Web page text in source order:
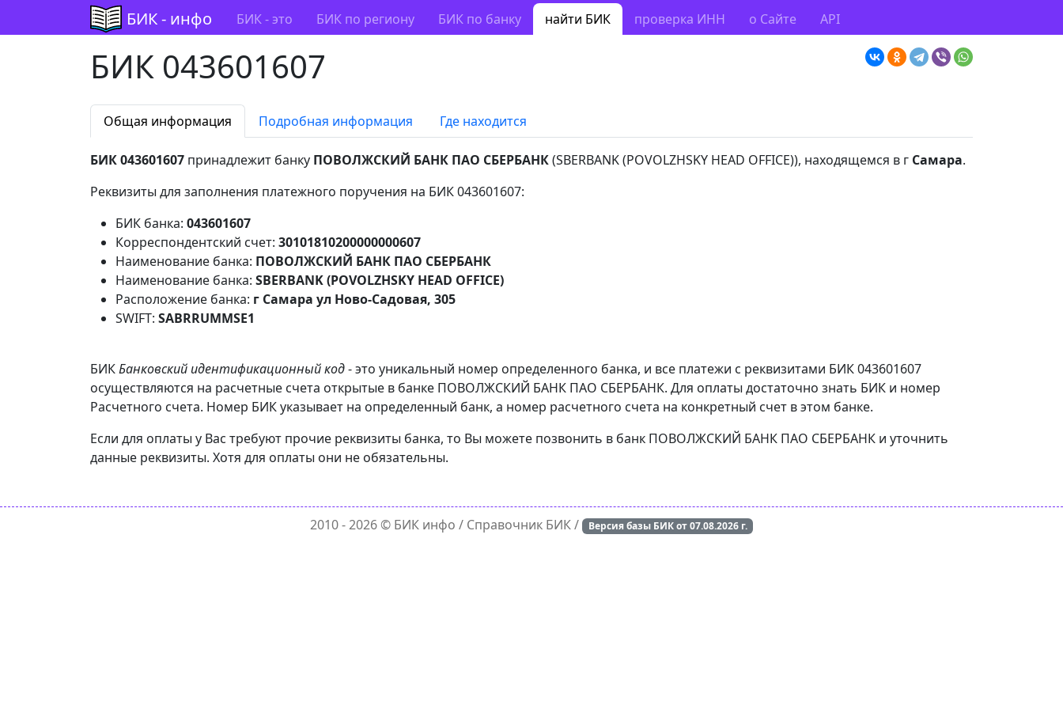
БИК - инфо БИК - это БИК по региону БИК по банку найти БИК проверка ИНН о Сайте API
БИК 043601607
Общая информация Подробная информация Где находится
БИК 043601607 принадлежит банку ПОВОЛЖСКИЙ БАНК ПАО СБЕРБАНК(SBERBANK (POVOLZHSKY HEAD OFFICE)), находящемся в г Самара.
Реквизиты для заполнения платежного поручения на БИК 043601607:
БИК банка: 043601607
Корреспондентский счет: 30101810200000000607
Наименование банка: ПОВОЛЖСКИЙ БАНК ПАО СБЕРБАНК
Наименование банка: SBERBANK (POVOLZHSKY HEAD OFFICE)
Расположение банка: г Самара ул Ново-Садовая, 305
SWIFT: SABRRUMMSE1
БИКБанковский идентификационный код- это уникальный номер определенного банка, и все платежи с реквизитами БИК 043601607
осуществляются на расчетные счета открытые в банке ПОВОЛЖСКИЙ БАНК ПАО СБЕРБАНК. Для оплаты достаточно знать БИК и номер
Расчетного счета. Номер БИК указывает на определенный банк, а номер расчетного счета на конкретный счет в этом банке.
Если для оплаты у Вас требуют прочие реквизиты банка, то Вы можете позвонить в банк ПОВОЛЖСКИЙ БАНК ПАО СБЕРБАНК и уточнить
данные реквизиты. Хотя для оплаты они не обязательны.
2010 - 2026 © БИК инфо / Справочник БИК / Версия базы БИК от07.08.2026г.